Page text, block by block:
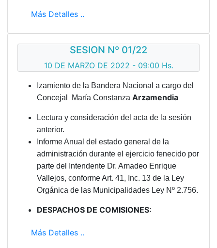
Más Detalles ..
SESION Nº 01/22
10 DE MARZO DE 2022 - 09:00 Hs.
Izamiento de la Bandera Nacional a cargo del
Concejal María Constanza Arzamendia
Lectura y consideración del acta de la sesión
anterior.
Informe Anual del estado general de la
administración durante el ejercicio fenecido por
parte del Intendente Dr. Amadeo Enrique
Vallejos, conforme Art. 41, Inc. 13 de la Ley
Orgánica de las Municipalidades Ley Nº 2.756.
DESPACHOS DE COMISIONES:
Más Detalles ..